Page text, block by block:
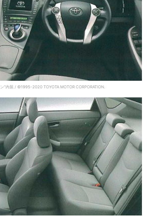
”内装 / ©1995-2020 TOYOTA MOTOR CORPORATION.